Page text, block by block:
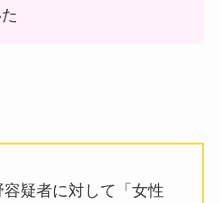
疑者に対して「女性